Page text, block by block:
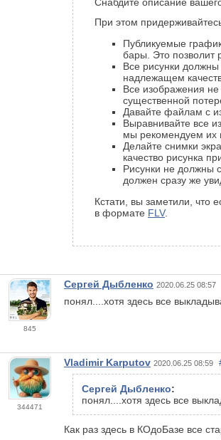
При этом
Публикуемые
бары. Это позволит
Все рисунки
надлежащем
Все изображения
существенной
Давайте файлам с
Выравнивайте все
мы рекомендуем их
Делайте снимки
качество рисунка
Рисунки не должны
должен сразу же
Кстати, вы заметили, что
в формате FLV.
845
Сергей Дыбленко 2020.06.25 08:57
понял....хотя здесь все
344471
Vladimir Karputov 2020.06.25 08:59
Сергей Дыбленко:
понял....хотя здесь все
Как раз здесь в КОдоБазе все